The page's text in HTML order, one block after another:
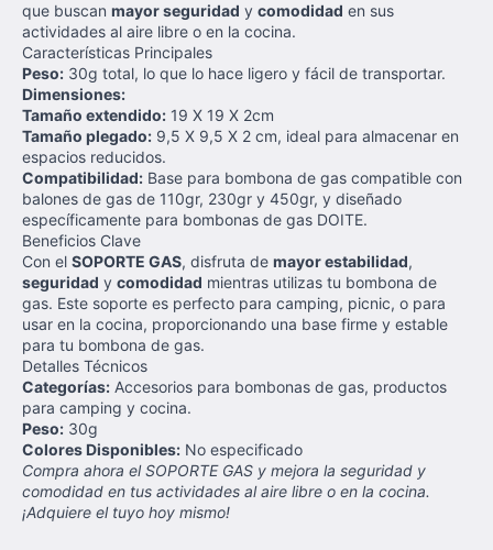
que buscan mayor seguridad y comodidad en sus
actividades al aire libre o en la cocina.
Características Principales
Peso: 30g total, lo que lo hace ligero y fácil de transportar.
Dimensiones:
Tamaño extendido: 19 X 19 X 2cm
Tamaño plegado: 9,5 X 9,5 X 2 cm, ideal para almacenar en
espacios reducidos.
Compatibilidad: Base para bombona de gas compatible con
balones de gas de 110gr, 230gr y 450gr, y diseñado
específicamente para bombonas de gas DOITE.
Beneficios Clave
Con el SOPORTE GAS, disfruta de mayor estabilidad,
seguridad y comodidad mientras utilizas tu bombona de
gas. Este soporte es perfecto para camping, picnic, o para
usar en la cocina, proporcionando una base firme y estable
para tu bombona de gas.
Detalles Técnicos
Categorías: Accesorios para bombonas de gas, productos
para camping y cocina.
Peso: 30g
Colores Disponibles: No especificado
Compra ahora el SOPORTE GAS y mejora la seguridad y
comodidad en tus actividades al aire libre o en la cocina.
¡Adquiere el tuyo hoy mismo!